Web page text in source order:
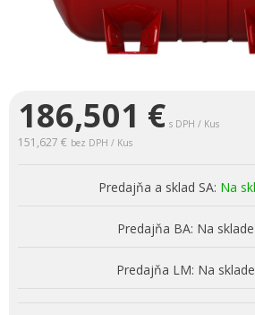
186,501 € s DPH / Kus
151,627 € bez DPH / Kus
Predajňa a sklad SA: Na
Predajňa BA: Na
Predajňa LM: Na